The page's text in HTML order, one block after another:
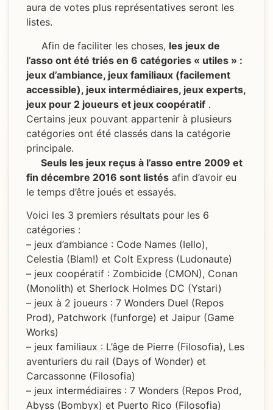
aura de votes plus représentatives seront les
listes.
Afin de faciliter les choses, les jeux de
l’asso ont été triés en 6 catégories « utiles » :
jeux d’ambiance, jeux familiaux (facilement
accessible), jeux intermédiaires, jeux experts,
jeux pour 2 joueurs et jeux coopératif .
Certains jeux pouvant appartenir à plusieurs
catégories ont été classés dans la catégorie
principale.
Seuls les jeux reçus à l’asso entre 2009 et
fin décembre 2016 sont listés afin d’avoir eu
le temps d’être joués et essayés.
Voici les 3 premiers résultats pour les 6
catégories :
– jeux d’ambiance : Code Names (Iello),
Celestia (Blam!) et Colt Express (Ludonaute)
– jeux coopératif : Zombicide (CMON), Conan
(Monolith) et Sherlock Holmes DC (Ystari)
– jeux à 2 joueurs : 7 Wonders Duel (Repos
Prod), Patchwork (funforge) et Jaipur (Game
Works)
– jeux familiaux : L’âge de Pierre (Filosofia), Les
aventuriers du rail (Days of Wonder) et
Carcassonne (Filosofia)
– jeux intermédiaires : 7 Wonders (Repos Prod,
Abyss (Bombyx) et Puerto Rico (Filosofia)